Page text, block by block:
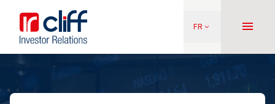
contenu
principal
Aller directement au contenu
FR keyboard_arrow_down menu